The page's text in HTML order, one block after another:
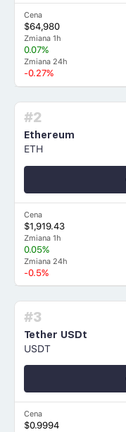
Cena
$64,980
Zmiana 1h
0.07%
Zmiana 24h
-0.27%
#2
Ethereum
ETH
Cena
$1,919.43
Zmiana 1h
0.05%
Zmiana 24h
-0.5%
#3
Tether USDt
USDT
Cena
$0.9994